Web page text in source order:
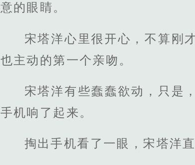
意的眼睛。
宋塔洋心里很开心，不算刚
也主动的第一个亲吻。
宋塔洋有些蠢蠢欲动，只是
手机响了起来。
掏出手机看了一眼，宋塔洋